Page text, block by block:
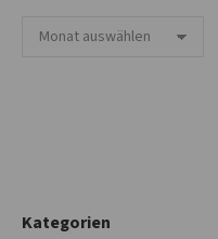
Archiv
Kategorien